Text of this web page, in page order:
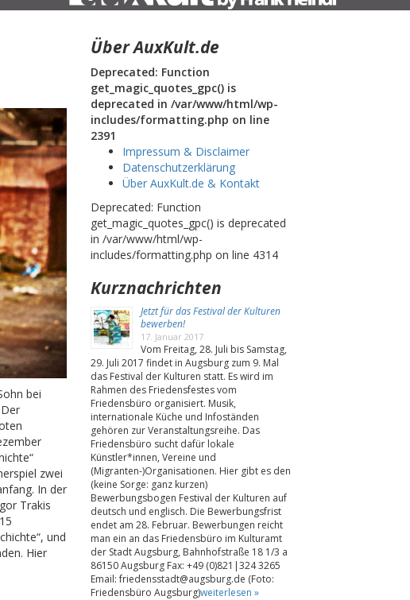
bei
zwei
In der
Trakis
und
Hier
Über AuxKult.de
Deprecated: Function
get_magic_quotes_gpc() is
deprecated in /var/www/html/wp-
includes/formatting.php on line
2391
Impressum & Disclaimer
Datenschutzerklärung
Über AuxKult.de & Kontakt
Deprecated: Function
get_magic_quotes_gpc() is deprecated
in /var/www/html/wp-
includes/formatting.php on line 4314
Kurznachrichten
Jetzt für das Festival der Kulturen
bewerben!
17. Januar 2017
Vom Freitag, 28. Juli bis Samstag,
29. Juli 2017 findet in Augsburg zum 9. Mal
das Festival der Kulturen statt. Es wird im
Rahmen des Friedensfestes vom
Friedensbüro organisiert. Musik,
internationale Küche und Infoständen
gehören zur Veranstaltungsreihe. Das
Friedensbüro sucht dafür lokale
Künstler*innen, Vereine und
(Migranten-)Organisationen. Hier gibt es den
(keine Sorge: ganz kurzen)
Bewerbungsbogen Festival der Kulturen auf
deutsch und englisch. Die Bewerbungsfrist
endet am 28. Februar. Bewerbungen reicht
man ein an das Friedensbüro im Kulturamt
der Stadt Augsburg, Bahnhofstraße 18 1/3 a
86150 Augsburg Fax: +49 (0)821|324 3265
Email: friedensstadt@augsburg.de (Foto:
Friedensbüro Augsburg)weiterlesen »